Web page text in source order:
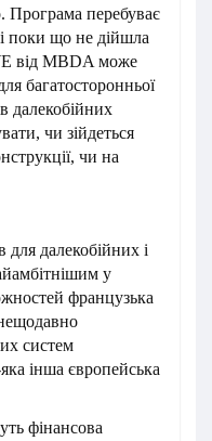
Програма перебуває
і поки що не дійшла
від MBDA може
багатосторонньої
далекобійних
чи зійдеться
чи на
далекобійних і
у
французька
систем
інша європейська
фінансова